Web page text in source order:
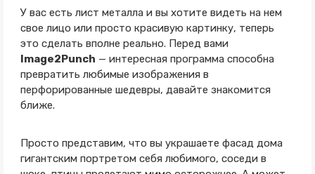
У вас есть лист металла и вы хотите видеть на нем
свое лицо или просто красивую картинку, теперь
это сделать вполне реально. Перед вами
Image2Punch — интересная программа способна
превратить любимые изображения в
перфорированные шедевры, давайте знакомится
ближе.
Просто представим, что вы украшаете фасад дома
гигантским портретом себя любимого, соседи в